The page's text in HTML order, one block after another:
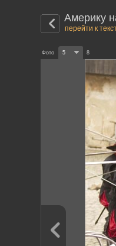
Америку
перейти к
Фото 5 8